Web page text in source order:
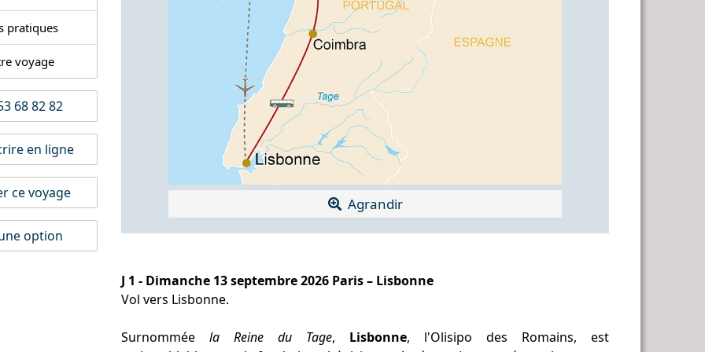
pratiques
voyage
68 82 82
en ligne
ce voyage
option
Agrandir
J 1 - Dimanche 13 septembre 2026 Paris – Lisbonne
Vol vers Lisbonne.
Surnommée la Reine du Tage, Lisbonne, l'Olisipo des Romains, est